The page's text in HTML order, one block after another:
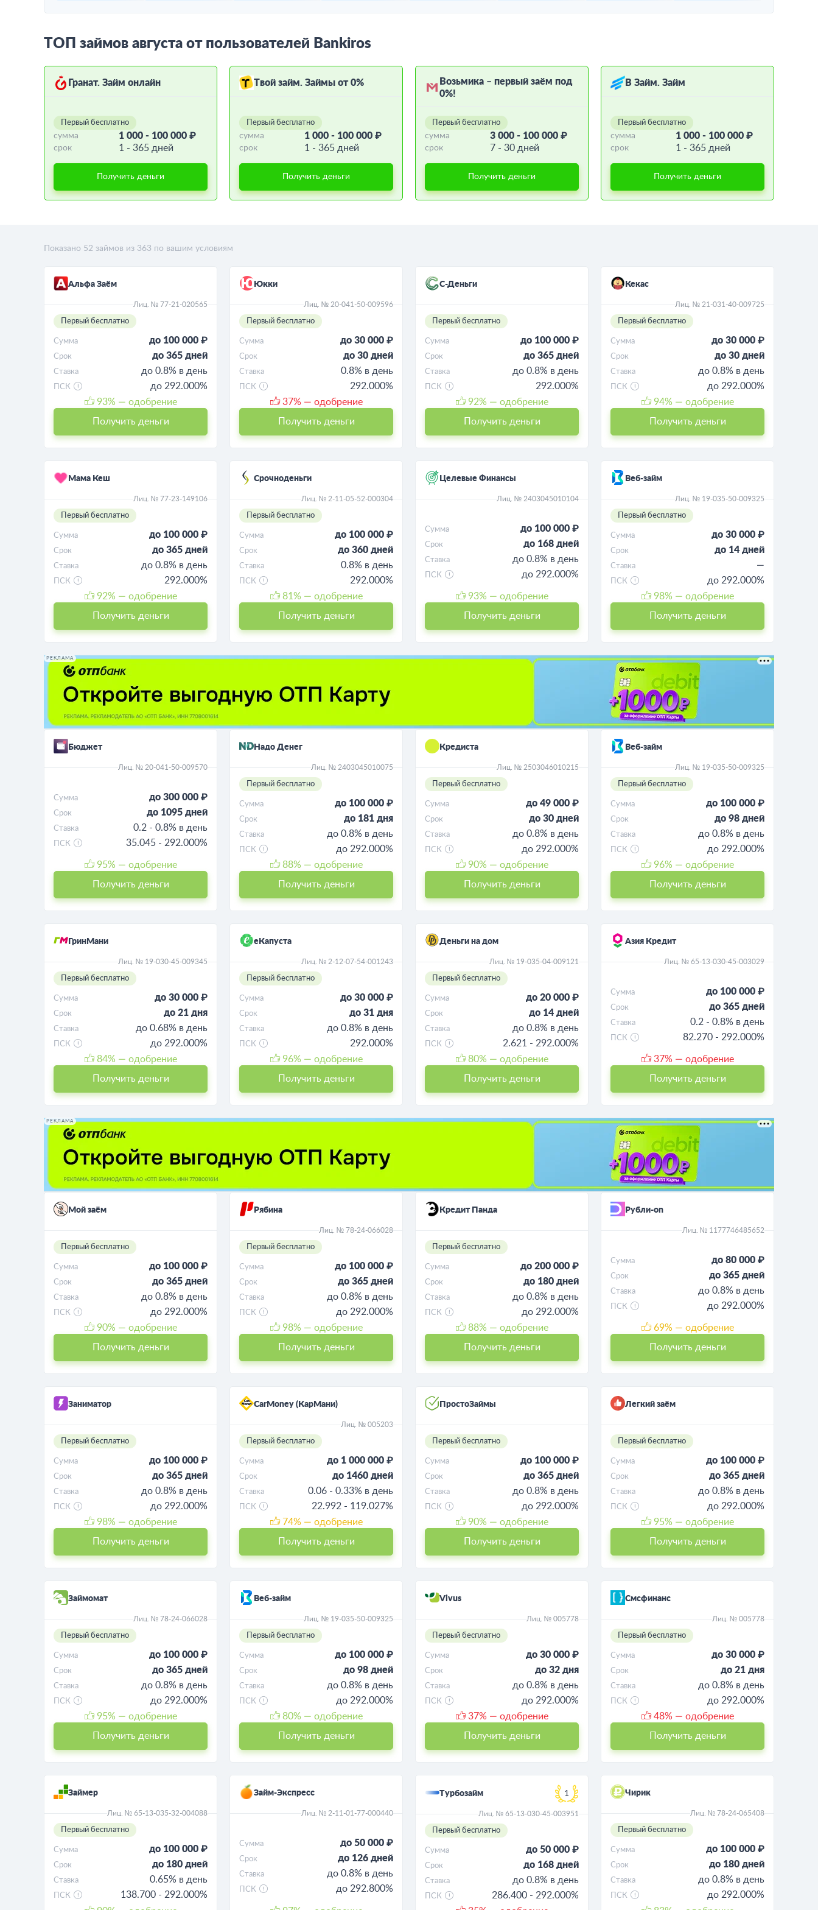
ТОП займов августа от пользователей Bankiros
Гранат. Займ онлайн
Первый бесплатно
сумма 1 000 - 100 000 ₽
срок 1 - 365 дней
Получить деньги
Твой займ. Займы от 0%
Первый бесплатно
сумма 1 000 - 100 000 ₽
срок 1 - 365 дней
Получить деньги
Возьмика – первый заём под
0%!
Первый бесплатно
сумма 3 000 - 100 000 ₽
срок 7 - 30 дней
Получить деньги
В Займ. Займ
Первый бесплатно
сумма 1 000 - 100 000 ₽
срок 1 - 365 дней
Получить деньги
Показано 52 займов из 363 по вашим условиям
Альфа Заём
Лиц. № 77-21-020565
Первый бесплатно
Сумма до 100 000 ₽
Срок до 365 дней
Ставка до 0.8% в день
ПСК
до 292.000%
93% — одобрение
Получить деньги
Юкки
Лиц. № 20-041-50-009596
Первый бесплатно
Сумма до 30 000 ₽
Срок до 30 дней
Ставка 0.8% в день
ПСК
292.000%
37% — одобрение
Получить деньги
С-Деньги
Первый бесплатно
Сумма до 100 000 ₽
Срок до 365 дней
Ставка до 0.8% в день
ПСК
292.000%
92% — одобрение
Получить деньги
Кекас
Лиц. № 21-031-40-009725
Первый бесплатно
Сумма до 30 000 ₽
Срок до 30 дней
Ставка до 0.8% в день
ПСК
до 292.000%
94% — одобрение
Получить деньги
Мама Кеш
Лиц. № 77-23-149106
Первый бесплатно
Сумма до 100 000 ₽
Срок до 365 дней
Ставка до 0.8% в день
ПСК
292.000%
92% — одобрение
Получить деньги
Срочноденьги
Лиц. № 2-11-05-52-000304
Первый бесплатно
Сумма до 100 000 ₽
Срок до 360 дней
Ставка 0.8% в день
ПСК
292.000%
81 % — одобрение
Получить деньги
Целевые Финансы
Лиц. № 2403045010104
Сумма до 100 000 ₽
Срок до 168 дней
Ставка до 0.8% в день
ПСК до 292.000%
93% — одобрение
Получить деньги
Веб-займ
Лиц. № 19-035-50-009325
Первый бесплатно
Сумма до 30 000 ₽
Срок до 14 дней
Ставка —
ПСК
до 292.000%
98% — одобрение
Получить деньги
РЕКЛАМА
Бюджет
Лиц. № 20-041-50-009570
Сумма до 300 000 ₽
Срок до 1095 дней
Ставка 0.2 - 0.8% в день
ПСК 35.045 - 292.000%
95% — одобрение
Получить деньги
Надо Денег
Лиц. № 2403045010075
Первый бесплатно
Сумма до 100 000 ₽
Срок до 181 дня
Ставка до 0.8% в день
ПСК
до 292.000%
88% — одобрение
Получить деньги
Кредиста
Лиц. № 2503046010215
Первый бесплатно
Сумма до 49 000 ₽
Срок до 30 дней
Ставка до 0.8% в день
ПСК
до 292.000%
90% — одобрение
Получить деньги
Веб-займ
Лиц. № 19-035-50-009325
Первый бесплатно
Сумма до 100 000 ₽
Срок до 98 дней
Ставка до 0.8% в день
ПСК
до 292.000%
96% — одобрение
Получить деньги
ГринМани
Лиц. № 19-030-45-009345
Первый бесплатно
Сумма до 30 000 ₽
Срок до 21 дня
Ставка до 0.68% в день
ПСК
до 292.000%
84% — одобрение
Получить деньги
еКапуста
Лиц. № 2-12-07-54-001243
Первый бесплатно
Сумма до 30 000 ₽
Срок до 31 дня
Ставка до 0.8% в день
ПСК
292.000%
96% — одобрение
Получить деньги
Деньги на дом
Лиц. № 19-035-04-009121
Первый бесплатно
Сумма до 20 000 ₽
Срок до 14 дней
Ставка до 0.8% в день
ПСК
2.621 - 292.000%
80% — одобрение
Получить деньги
Азия Кредит
Лиц. № 65-13-030-45-003029
Сумма до 100 000 ₽
Срок до 365 дней
Ставка 0.2 - 0.8% в день
ПСК 82.270 - 292.000%
37% — одобрение
Получить деньги
РЕКЛАМА
Мой заём
Первый бесплатно
Сумма до 100 000 ₽
Срок до 365 дней
Ставка до 0.8% в день
ПСК
до 292.000%
90% — одобрение
Получить деньги
Рябина
Лиц. № 78-24-066028
Первый бесплатно
Сумма до 100 000 ₽
Срок до 365 дней
Ставка до 0.8% в день
ПСК
до 292.000%
98% — одобрение
Получить деньги
Кредит Панда
Первый бесплатно
Сумма до 200 000 ₽
Срок до 180 дней
Ставка до 0.8% в день
ПСК
до 292.000%
88% — одобрение
Получить деньги
Рубли-on
Лиц. № 1177746485652
Сумма до 80 000 ₽
Срок до 365 дней
Ставка до 0.8% в день
ПСК до 292.000%
69% — одобрение
Получить деньги
Заниматор
Первый бесплатно
Сумма до 100 000 ₽
Срок до 365 дней
Ставка до 0.8% в день
ПСК
до 292.000%
98% — одобрение
Получить деньги
CarMoney (КарМани)
Лиц. № 005203
Первый бесплатно
Сумма до 1 000 000 ₽
Срок до 1460 дней
Ставка 0.06 - 0.33% в день
ПСК
22.992 - 119.027%
74% — одобрение
Получить деньги
ПростоЗаймы
Первый бесплатно
Сумма до 100 000 ₽
Срок до 365 дней
Ставка до 0.8% в день
ПСК
до 292.000%
90% — одобрение
Получить деньги
Легкий заём
Первый бесплатно
Сумма до 100 000 ₽
Срок до 365 дней
Ставка до 0.8% в день
ПСК
до 292.000%
95% — одобрение
Получить деньги
Займомат
Лиц. № 78-24-066028
Первый бесплатно
Сумма до 100 000 ₽
Срок до 365 дней
Ставка до 0.8% в день
ПСК
до 292.000%
95% — одобрение
Получить деньги
Веб-займ
Лиц. № 19-035-50-009325
Первый бесплатно
Сумма до 100 000 ₽
Срок до 98 дней
Ставка до 0.8% в день
ПСК
до 292.000%
80% — одобрение
Получить деньги
Vivus
Лиц. № 005778
Первый бесплатно
Сумма до 30 000 ₽
Срок до 32 дня
Ставка до 0.8% в день
ПСК
до 292.000%
37% — одобрение
Получить деньги
Смсфинанс
Лиц. № 005778
Первый бесплатно
Сумма до 30 000 ₽
Срок до 21 дня
Ставка до 0.8% в день
ПСК
до 292.000%
48% — одобрение
Получить деньги
Займер
Лиц. № 65-13-035-32-004088
Первый бесплатно
Сумма до 100 000 ₽
Срок до 180 дней
Ставка 0.65% в день
ПСК
138.700 - 292.000%
Займ-Экспресс
Лиц. № 2-11-01-77-000440
Сумма до 50 000 ₽
Срок до 126 дней
Ставка до 0.8% в день
ПСК до 292.800%
Турбозайм 1
Лиц. № 65-13-030-45-003951
Первый бесплатно
Сумма до 50 000 ₽
Срок до 168 дней
Ставка до 0.8% в день
ПСК
286.400 - 292.000%
Чирик
Лиц. № 78-24-065408
Первый бесплатно
Сумма до 100 000 ₽
Срок до 180 дней
Ставка до 0.8% в день
ПСК
до 292.000%